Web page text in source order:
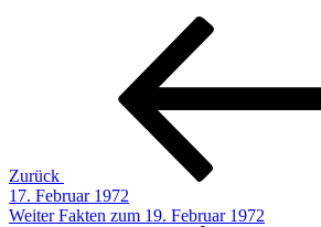
Beitragsnavigation
Zurück
17. Februar 1972
Nächster
Weiter Fakten zum 19. Februar 1972